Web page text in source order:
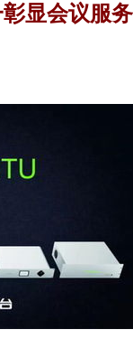
显会议服